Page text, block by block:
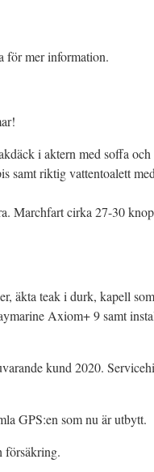
för mer information.
i aktern med soffa
samt riktig vattentoalett
cirka 27-30
äkta teak i durk, kapell
Axiom+ 9 samt
kund 2020.
GPS:en som nu är utbytt.
försäkring.